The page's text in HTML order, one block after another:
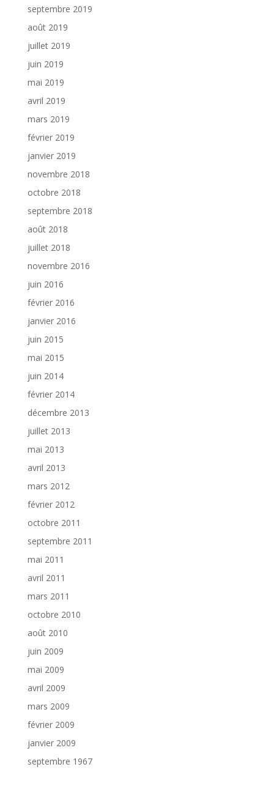
septembre 2019
août 2019
juillet 2019
juin 2019
mai 2019
avril 2019
mars 2019
février 2019
janvier 2019
novembre 2018
octobre 2018
septembre 2018
août 2018
juillet 2018
novembre 2016
juin 2016
février 2016
janvier 2016
juin 2015
mai 2015
juin 2014
février 2014
décembre 2013
juillet 2013
mai 2013
avril 2013
mars 2012
février 2012
octobre 2011
septembre 2011
mai 2011
avril 2011
mars 2011
octobre 2010
août 2010
juin 2009
mai 2009
avril 2009
mars 2009
février 2009
janvier 2009
septembre 1967